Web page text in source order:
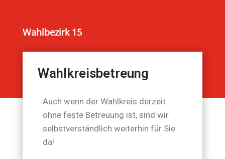
Wahlbezirk 15
Wahlkreisbetreung
Auch wenn der Wahlkreis derzeit
ohne feste Betreuung ist, sind wir
selbstverständlich weiterhin für Sie
da!